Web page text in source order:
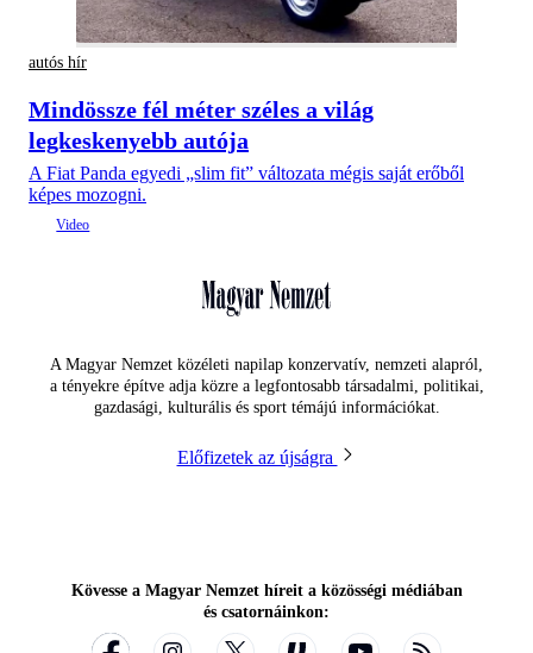
autós hír
Mindössze fél méter széles a világ
legkeskenyebb autója
A Fiat Panda egyedi „slim fit” változata mégis saját erőből
képes mozogni.
A Magyar Nemzet közéleti napilap konzervatív, nemzeti alapról,
a tényekre építve adja közre a legfontosabb társadalmi, politikai,
gazdasági, kulturális és sport témájú információkat.
Előfizetek az újságra
Kövesse a Magyar Nemzet híreit a közösségi médiában
és csatornáinkon: